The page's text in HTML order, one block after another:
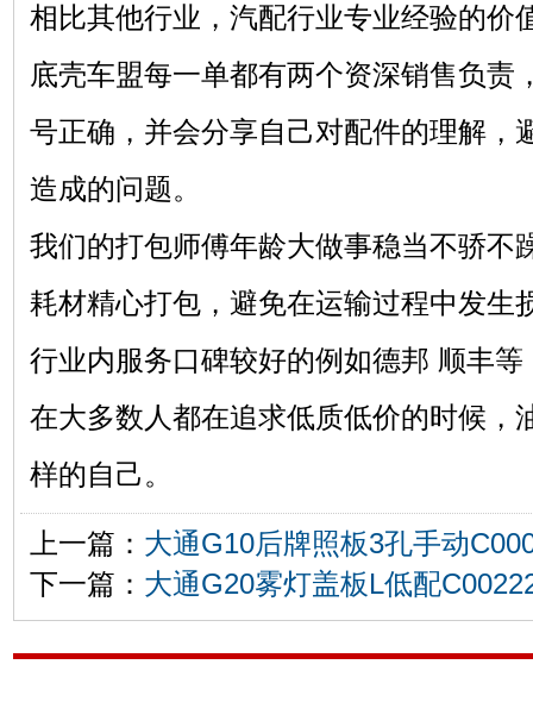
相比其他行业，汽配行业专业经验的价
底壳车盟每一单都有两个资深销售负责
号正确，并会分享自己对配件的理解，
造成的问题。
我们的打包师傅年龄大做事稳当不骄不
耗材精心打包，避免在运输过程中发生
行业内服务口碑较好的例如德邦 顺丰等
在大多数人都在追求低质低价的时候，
样的自己。
上一篇： 大通G10后牌照板3孔手动
下一篇： 大通G20雾灯盖板L低配